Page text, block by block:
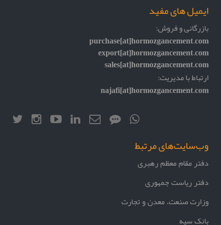
ایمیل های مفید
بازرگانی و فروش:
purchase[at]hormozgancement.com
export[at]hormozgancement.com
sales[at]hormozgancement.com
ارتباط با مدیریت:
najafi[at]hormozgancement.com
وب‌سایت‌های مرتبط
دفتر مقام معظم رهبری
دفتر ریاست جمهوری
وزارت صنعت، معدن و تجارت
بانک سپه